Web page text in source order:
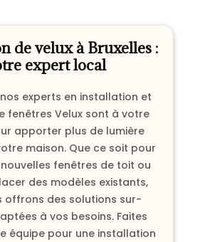
de velux à Bruxelles :
expert local
nos experts en installation et
fenêtres Velux sont à votre
apporter plus de lumière
maison. Que ce soit pour
fenêtres de toit ou
des modèles existants,
offrons des solutions sur-
à vos besoins. Faites
équipe pour une installation